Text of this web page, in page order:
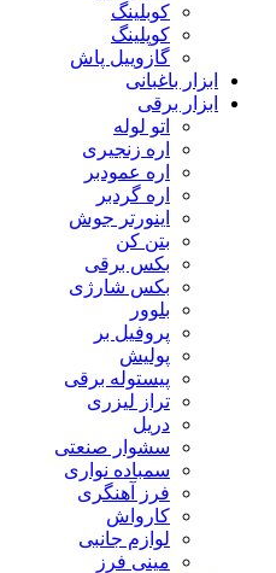
کوبلینگ
کوپلینگ
گازوییل پاش
ابزار باغبانی
ابزار برقی
اتو لوله
اره زنجیری
اره عمودبر
اره گردبر
اینورتر جوش
بتن کن
بکس برقی
بکس شارژی
بلوور
پروفیل بر
پولیش
پیستوله برقی
تراز لیزری
دریل
سشوار صنعتی
سمباده نواری
فرز آهنگری
کارواش
لوازم جانبی
مینی فرز